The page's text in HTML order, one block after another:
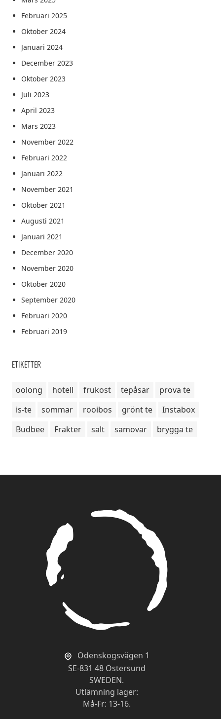
Februari 2025
Oktober 2024
Januari 2024
December 2023
Oktober 2023
Juli 2023
April 2023
Mars 2023
November 2022
Februari 2022
Januari 2022
November 2021
Oktober 2021
Augusti 2021
Januari 2021
December 2020
November 2020
Oktober 2020
September 2020
Februari 2020
Februari 2019
ETIKETTER
oolong hotell frukost tepåsar
prova te
is-te
sommar rooibos grönt te
Instabox
Budbee
Frakter salt samovar brygga te
Odenskogsvägen 1
SE-831 48 Östersund
SWEDEN.
Utlämning lager:
Må-Fr: 13-16.